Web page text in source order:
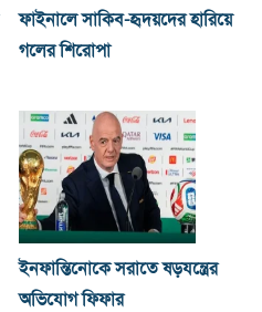
ফাইনালে সাকিব-হৃদয়দের হারিয়ে
গলের শিরোপা
ইনফান্তিনোকে সরাতে ষড়যন্ত্রের
অভিযোগ ফিফার